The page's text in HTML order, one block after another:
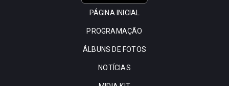
PÁGINA INICIAL
PROGRAMAÇÃO
ÁLBUNS DE FOTOS
NOTÍCIAS